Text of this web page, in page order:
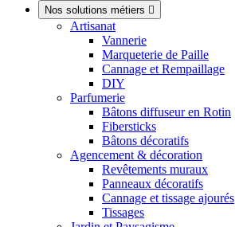
Nos solutions métiers 
Artisanat
Vannerie
Marqueterie de Paille
Cannage et Rempaillage
DIY
Parfumerie
Bâtons diffuseur en Rotin
Fibersticks
Bâtons décoratifs
Agencement & décoration
Revêtements muraux
Panneaux décoratifs
Cannage et tissage ajourés
Tissages